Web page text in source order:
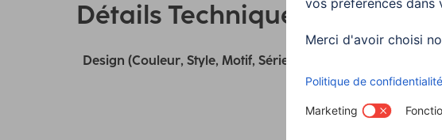
Détails Techniques
Design (Couleur, Style, Motif, Série)